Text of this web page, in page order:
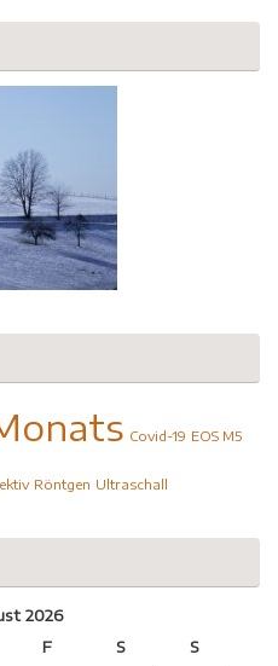
Covid-19 EOS M5
Röntgen Ultraschall
2026
F S S